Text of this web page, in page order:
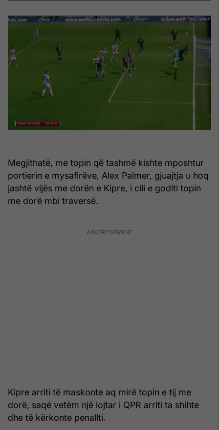
Megjithatë, me topin që tashmë kishte mposhtur
portierin e mysafirëve, Alex Palmer, gjuajtja u hoq
jashtë vijës me dorën e Kipre, i cili e goditi topin
me dorë mbi traversë.
Kipre arriti të maskonte aq mirë topin e tij me
dorë, saqë vetëm një lojtar i QPR arriti ta shihte
dhe të kërkonte penallti.